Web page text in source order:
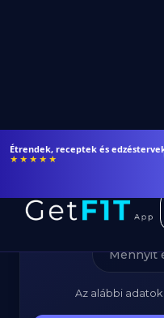
Étrendek, receptek és
★★★★★
Az alábbi adatok